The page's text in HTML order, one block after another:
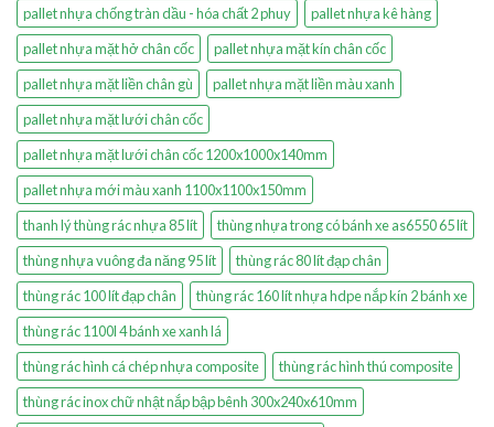
pallet nhựa chống tràn dầu - hóa chất 2 phuy
pallet nhựa kê hàng
pallet nhựa mặt hở chân cốc
pallet nhựa mặt kín chân cốc
pallet nhựa mặt liền chân gù
pallet nhựa mặt liền màu xanh
pallet nhựa mặt lưới chân cốc
pallet nhựa mặt lưới chân cốc 1200x1000x140mm
pallet nhựa mới màu xanh 1100x1100x150mm
thanh lý thùng rác nhựa 85 lít
thùng nhựa trong có bánh xe as6550 65 lít
thùng nhựa vuông đa năng 95 lít
thùng rác 80 lít đạp chân
thùng rác 100 lít đạp chân
thùng rác 160 lít nhựa hdpe nắp kín 2 bánh xe
thùng rác 1100l 4 bánh xe xanh lá
thùng rác hình cá chép nhựa composite
thùng rác hình thú composite
thùng rác inox chữ nhật nắp bập bênh 300x240x610mm